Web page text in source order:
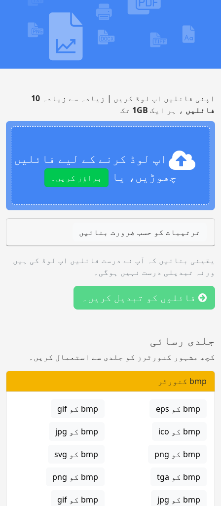
اپنی فائلیں اپ لوڈ کریں | زیادہ سے زیادہ 10
فائلیں ، ہر ایک 1GB تک
اپ لوڈ کرنے کے لیے فائلیں
چھوڑیں، یا
براؤز کریں۔
ترتیبات کو حسب ضرورت بنائیں
یقینی بنائیں کہ آپ نے درست فائلیں اپ لوڈ کی ہیں
ورنہ تبدیلی درست نہیں ہوگی۔
فائلوں کو تبدیل کریں۔
جلدی رسائی
کچھ مشہور کنورٹرز کو جلدی سے استعمال کریں۔
bmp کنورٹر
bmp کو eps bmp کو gif
bmp کو ico bmp کو jpg
bmp کو png bmp کو svg
bmp کو tga bmp کو png
bmp کو jpg bmp کو gif